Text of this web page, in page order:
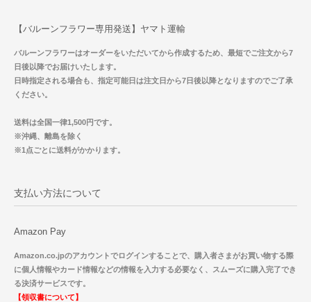
【バルーンフラワー専用発送】ヤマト運輸
バルーンフラワーはオーダーをいただいてから作成するため、最短でご注文から7
日後以降でお届けいたします。
日時指定される場合も、指定可能日は注文日から7日後以降となりますのでご了承
ください。
送料は全国一律1,500円です。
※沖縄、離島を除く
※1点ごとに送料がかかります。
支払い方法について
Amazon Pay
Amazon.co.jpのアカウントでログインすることで、購入者さまがお買い物する際
に個人情報やカード情報などの情報を入力する必要なく、スムーズに購入完了でき
る決済サービスです。
【領収書について】